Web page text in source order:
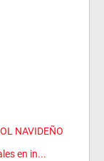
NAVIDEÑO
en in...